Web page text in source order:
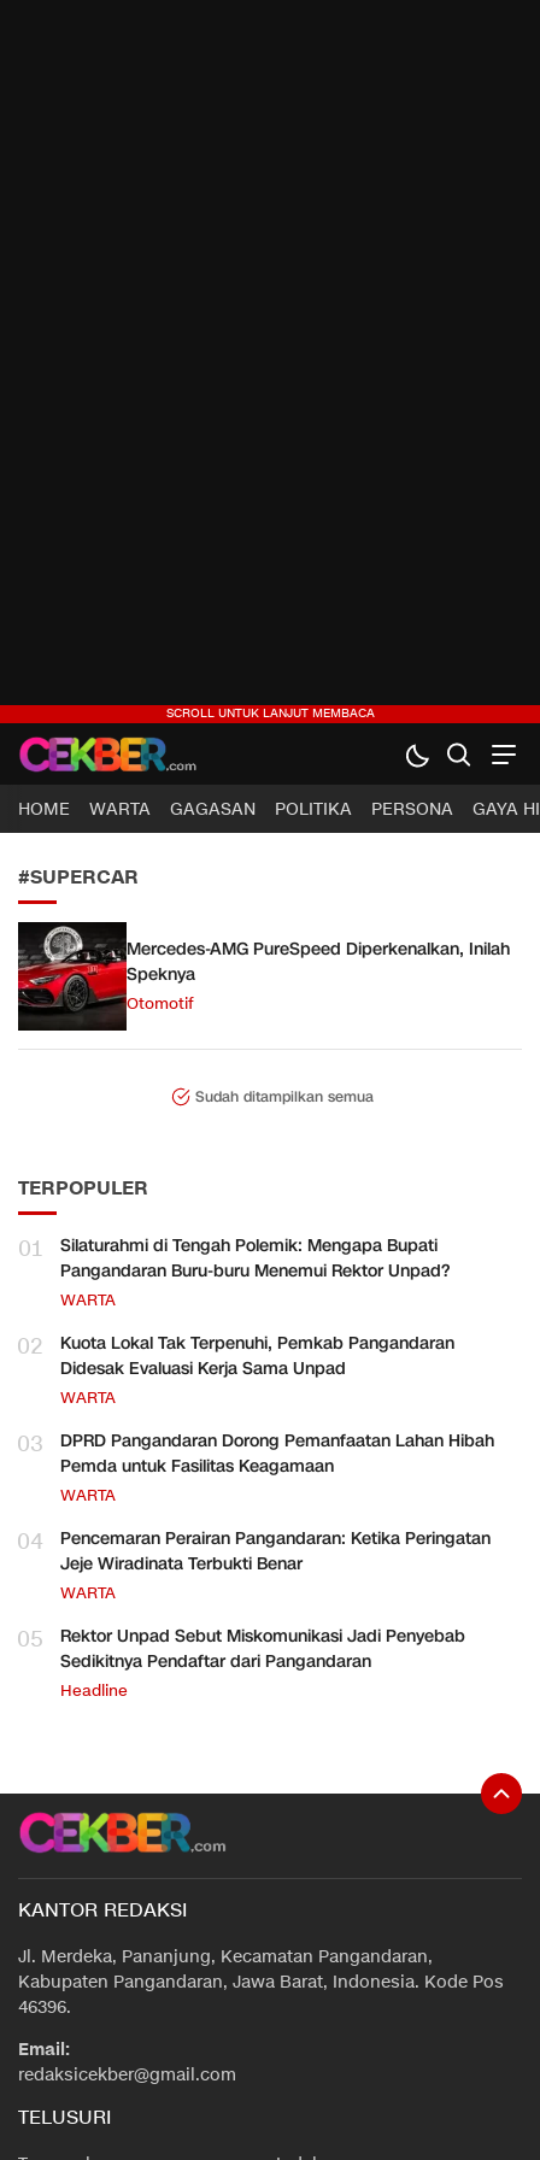
CEKBER
Berita Jelas, Analisis Cerdas
HOME WARTA GAGASAN POLITIKA PERSONA GAYA
#SUPERCAR
Mercedes-AMG PureSpeed Diperkenalkan, Inilah
Speknya
Otomotif
Sudah ditampilkan semua
TERPOPULER
01
Silaturahmi di Tengah Polemik: Mengapa Bupati
Pangandaran Buru-buru Menemui Rektor Unpad?
WARTA
02
Kuota Lokal Tak Terpenuhi, Pemkab Pangandaran
Didesak Evaluasi Kerja Sama Unpad
WARTA
03
DPRD Pangandaran Dorong Pemanfaatan Lahan Hibah
Pemda untuk Fasilitas Keagamaan
WARTA
04
Pencemaran Perairan Pangandaran: Ketika Peringatan
Jeje Wiradinata Terbukti Benar
WARTA
05
Rektor Unpad Sebut Miskomunikasi Jadi Penyebab
Sedikitnya Pendaftar dari Pangandaran
Headline
KANTOR REDAKSI
Jl. Merdeka, Pananjung, Kecamatan Pangandaran,
Kabupaten Pangandaran, Jawa Barat, Indonesia. Kode Pos
46396.
Email:
redaksicekber@gmail.com
TELUSURI